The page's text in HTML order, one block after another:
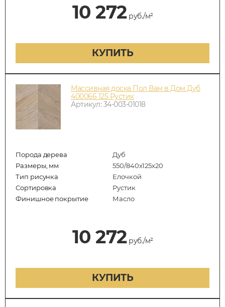
10 272руб./м²
КУПИТЬ
Массивная доска Пол Вам в Дом Дуб
400066 125 Рустик
Артикул: 34-003-01018
Порода дерева
Дуб
Размеры, мм
550/840x125x20
Тип рисунка
Елочкой
Сортировка
Рустик
Финишное покрытие
Масло
10 272руб./м²
КУПИТЬ